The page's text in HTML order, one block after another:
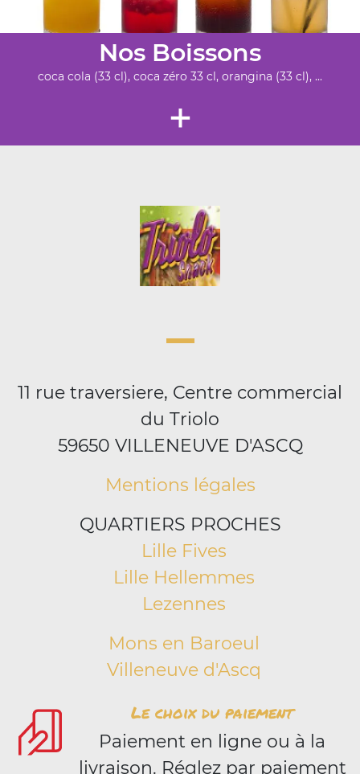
Nos Boissons
coca cola (33 cl), coca zéro 33 cl, orangina (33 cl), ...
+
11 rue traversiere, Centre commercial
du Triolo
59650 VILLENEUVE D'ASCQ
Mentions légales
QUARTIERS PROCHES
Lille Fives
Lille Hellemmes
Lezennes
Mons en Baroeul
Villeneuve d'Ascq
Le choix du paiement
Paiement en ligne ou à la
livraison. Réglez par paiement